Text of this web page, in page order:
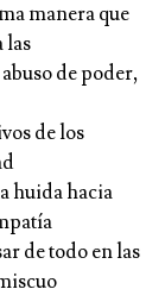
manera que
las
de poder,
de los
huida hacia
de todo en las